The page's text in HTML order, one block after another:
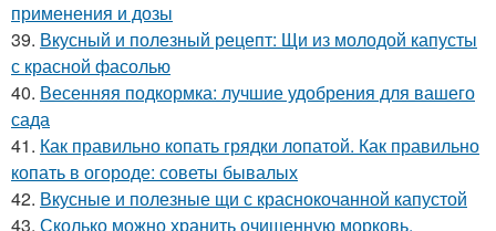
применения и дозы
39. Вкусный и полезный рецепт: Щи из молодой капусты
с красной фасолью
40. Весенняя подкормка: лучшие удобрения для вашего
сада
41. Как правильно копать грядки лопатой. Как правильно
копать в огороде: советы бывалых
42. Вкусные и полезные щи с краснокочанной капустой
43. Сколько можно хранить очищенную морковь.